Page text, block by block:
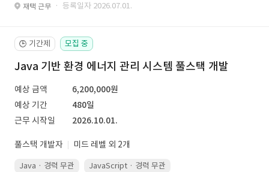
재택 근무 · 등록일자 2026.07.01.
🕒 기간제 모집 중
Java 기반 환경 에너지 관리 시스템 풀스택 개발
예상 금액
6,200,000원
예상 기간
480일
근무 시작일
2026.10.01.
풀스택 개발자 미드 레벨 외 2개
Java · 경력 무관 JavaScript · 경력 무관